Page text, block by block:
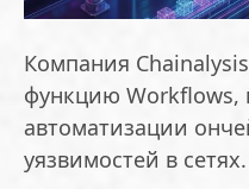
Компания
функцию Workflows,
автоматизации
уязвимостей в сетях.